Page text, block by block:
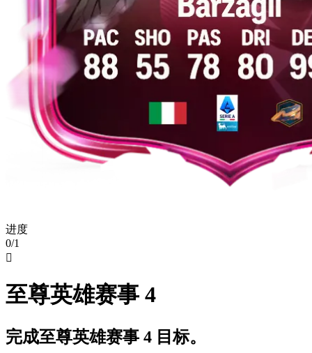
进度
0/1

至尊英雄赛事 4
完成至尊英雄赛事 4 目标。